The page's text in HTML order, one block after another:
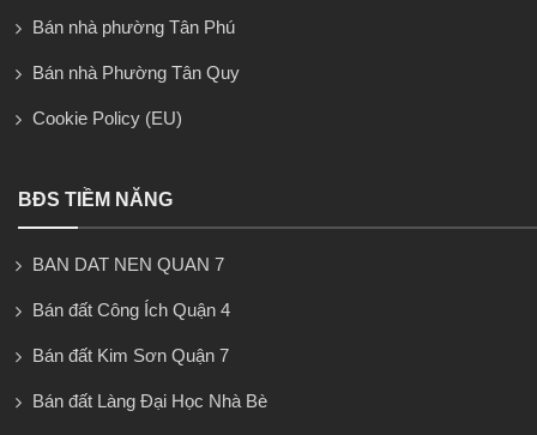
Bán nhà phường Tân Phú
Bán nhà Phường Tân Quy
Cookie Policy (EU)
BĐS TIỀM NĂNG
BAN DAT NEN QUAN 7
Bán đất Công Ích Quận 4
Bán đất Kim Sơn Quận 7
Bán đất Làng Đại Học Nhà Bè